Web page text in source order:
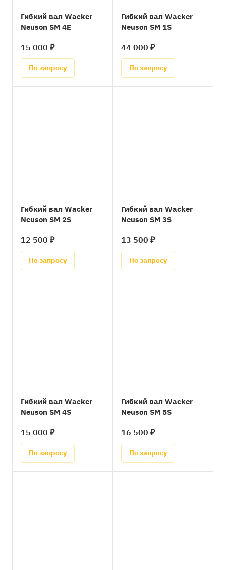
Гибкий вал Wacker
Neuson SM 4E
15 000 ₽
По запросу
Гибкий вал Wacker
Neuson SM 1S
44 000 ₽
По запросу
Гибкий вал Wacker
Neuson SM 2S
12 500 ₽
По запросу
Гибкий вал Wacker
Neuson SM 3S
13 500 ₽
По запросу
Гибкий вал Wacker
Neuson SM 4S
15 000 ₽
По запросу
Гибкий вал Wacker
Neuson SM 5S
16 500 ₽
По запросу